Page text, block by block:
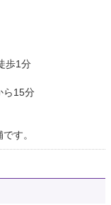
歩1分
ら15分
す。